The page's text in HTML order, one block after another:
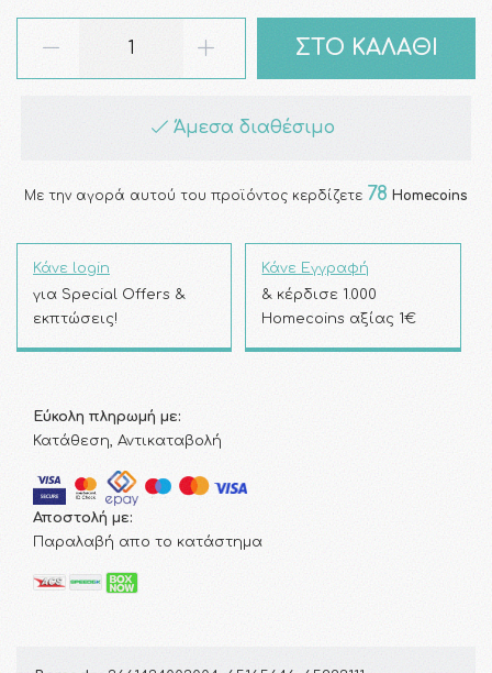
ΣΤΟ ΚΑΛΑΘΙ
Άμεσα διαθέσιμο
Με την αγορά αυτού του προϊόντος κερδίζετε 78 Homecoins
Κάνε login
για Special Offers &
εκπτώσεις!
Κάνε Εγγραφή
& κέρδισε 1.000
Homecoins αξίας 1€
Εύκολη πληρωμή με:
Κατάθεση, Αντικαταβολή
Αποστολή με:
Παραλαβή απο το κατάστημα